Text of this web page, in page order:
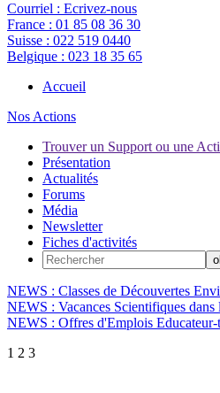
Courriel : Ecrivez-nous
France : 01 85 08 36 30
Suisse : 022 519 0440
Belgique : 023 18 35 65
Accueil
Nos Actions
Trouver un Support ou une
Présentation
Actualités
Forums
Média
Newsletter
Fiches d'activités
NEWS : Classes de Découvertes
NEWS : Vacances Scientifiques dans
NEWS : Offres d'Emplois
1 2 3